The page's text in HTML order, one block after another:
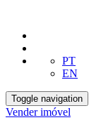
PT
EN
Toggle navigation
Vender imóvel